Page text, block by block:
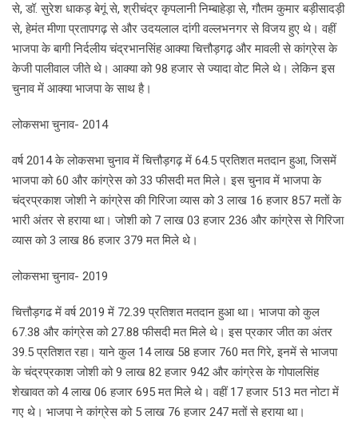
से, डॉ. सुरेश धाकड़ बेगूं से, श्रीचंद्र कृपलानी निम्बाहेड़ा से, गौतम कुमार बड़ीसादड़ी
से, हेमंत मीणा प्रतापगढ़ से और उदयलाल दांगी वल्लभनगर से विजय हुए थे। वहीं
भाजपा के बागी निर्दलीय चंद्रभानसिंह आक्या चित्तौड़गढ़ और मावली से कांग्रेस के
केजी पालीवाल जीते थे। आक्या को 98 हजार से ज्यादा वोट मिले थे। लेकिन इस
चुनाव में आक्या भाजपा के साथ है।
लोकसभा चुनाव- 2014
वर्ष 2014 के लोकसभा चुनाव में चित्तौड़गढ़ में 64.5 प्रतिशत मतदान हुआ, जिसमें
भाजपा को 60 और कांग्रेस को 33 फीसदी मत मिले। इस चुनाव में भाजपा के
चंद्रप्रकाश जोशी ने कांग्रेस की गिरिजा व्यास को 3 लाख 16 हजार 857 मतों के
भारी अंतर से हराया था। जोशी को 7 लाख 03 हजार 236 और कांग्रेस से गिरिजा
व्यास को 3 लाख 86 हजार 379 मत मिले थे।
लोकसभा चुनाव- 2019
चित्तौड़गढ में वर्ष 2019 में 72.39 प्रतिशत मतदान हुआ था। भाजपा को कुल
67.38 और कांग्रेस को 27.88 फीसदी मत मिले थे। इस प्रकार जीत का अंतर
39.5 प्रतिशत रहा। याने कुल 14 लाख 58 हजार 760 मत गिरे, इनमें से भाजपा
के चंद्रप्रकाश जोशी को 9 लाख 82 हजार 942 और कांग्रेस के गोपालसिंह
शेखावत को 4 लाख 06 हजार 695 मत मिले थे। वहीं 17 हजार 513 मत नोटा में
गए थे। भाजपा ने कांग्रेस को 5 लाख 76 हजार 247 मतों से हराया था।